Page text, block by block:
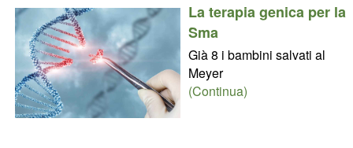
La terapia genica per la
Sma
Già 8 i bambini salvati al
Meyer
(Continua)